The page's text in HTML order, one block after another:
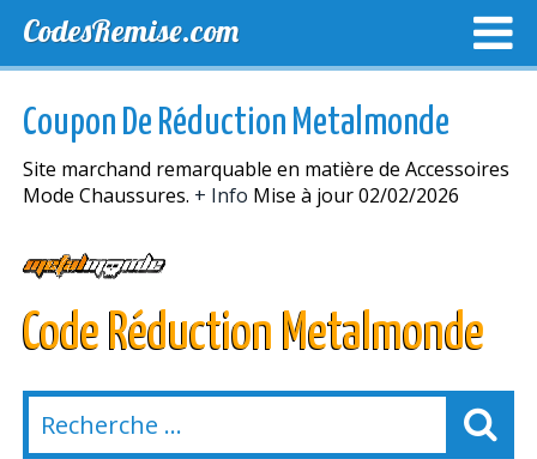
CodesRemise.com
NOUVELLES MAGASINS
Coupon De Réduction Metalmonde
Site marchand remarquable en matière de Accessoires
Mode Chaussures. + Info Mise à jour 02/02/2026
Code Réduction Metalmonde